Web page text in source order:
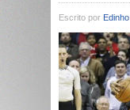
Escrito por Edinho